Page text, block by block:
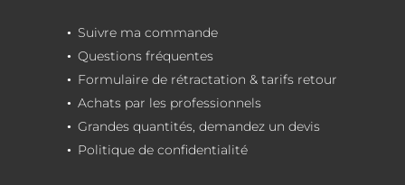
Suivre ma commande
Questions fréquentes
Formulaire de rétractation & tarifs retour
Achats par les professionnels
Grandes quantités, demandez un devis
Politique de confidentialité